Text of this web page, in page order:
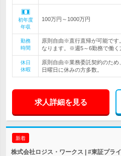
初年度
年収
100万円～1000万円
勤務
時間
原則自由※直行直帰が可能で
なります。※週5～6勤務で働く
休日
休暇
原則自由※業務委託契約のた
日曜日に休みの方多数。
求人詳細を見る
新着
株式会社ロジス・ワークス | #東証プラ